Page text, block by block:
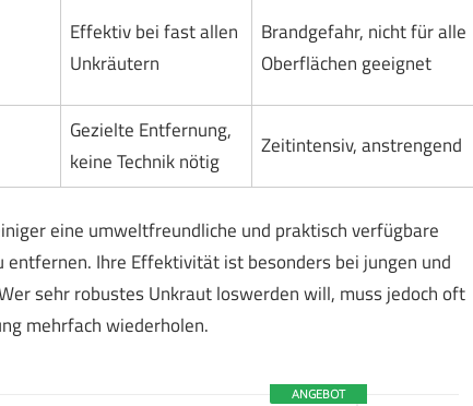
Effektiv bei fast allen
Unkräutern
Brandgefahr, nicht für alle
Oberflächen geeignet
Gezielte Entfernung,
keine Technik nötig
Zeitintensiv, anstrengend
eine umweltfreundliche und praktisch verfügbare
Ihre Effektivität ist besonders bei jungen und
sehr robustes Unkraut loswerden will, muss jedoch oft
mehrfach wiederholen.
ANGEBOT